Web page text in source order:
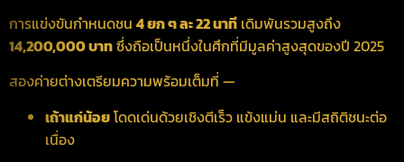
การแข่งขันกำหนดชน 4 ยก ๆ ละ 22 นาที เดิมพันรวมสูงถึง
14,200,000 บาทซึ่งถือเป็นหนึ่งในศึกที่มีมูลค่าสูงสุดของปี 2025
สองค่ายต่างเตรียมความพร้อมเต็มที่ —
เถ้าแก่น้อยโดดเด่นด้วยเชิงตีเร็ว แข้งแม่น และมีสถิติชนะต่อ
เนื่อง